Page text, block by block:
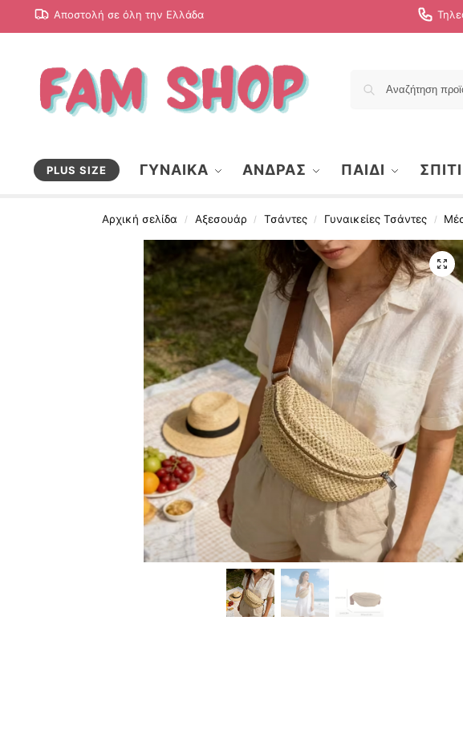
Αποστολή σε όλη την Ελλάδα
PLUS SIZE ΓΥΝΑΙΚΑ ΑΝΔΡΑΣ ΠΑΙΔΙ ΣΠΙΤΙ
Αρχική σελίδα / Αξεσουάρ / Τσάντες / Γυναικείες Τσάντες /